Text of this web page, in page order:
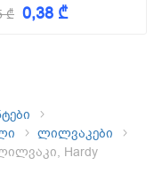
₾ 0,38 ₾
ლილვაკები
Hardy